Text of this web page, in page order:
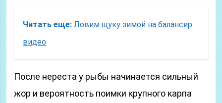
Читать еще: Ловим щуку зимой на балансир
видео
После нереста у рыбы начинается сильный
жор и вероятность поимки крупного карпа